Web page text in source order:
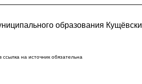
образования
на источник обязательна